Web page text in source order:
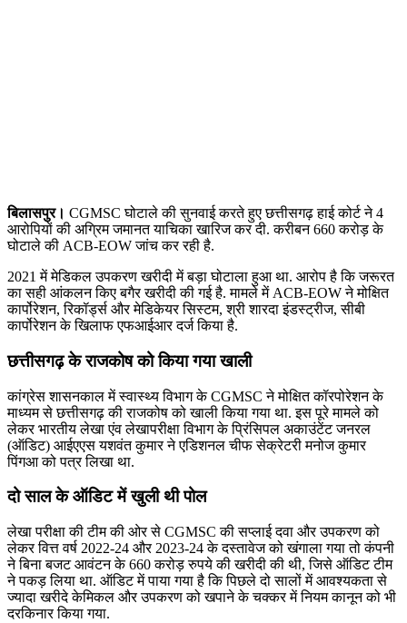
बिलासपुर। CGMSC घोटाले की सुनवाई करते हुए छत्तीसगढ़ हाई कोर्ट ने 4
आरोपियों की अग्रिम जमानत याचिका खारिज कर दी. करीबन 660 करोड़ के
घोटाले की ACB-EOW जांच कर रही है.
2021 में मेडिकल उपकरण खरीदी में बड़ा घोटाला हुआ था. आरोप है कि जरूरत
का सही आंकलन किए बगैर खरीदी की गई है. मामले में ACB-EOW ने मोक्षित
कार्पोरेशन, रिकॉर्ड्स और मेडिकेयर सिस्टम, श्री शारदा इंडस्ट्रीज, सीबी
कार्पोरेशन के खिलाफ एफआईआर दर्ज किया है.
छत्तीसगढ़ के राजकोष को किया गया खाली
कांग्रेस शासनकाल में स्वास्थ्य विभाग के CGMSC ने मोक्षित कॉरपोरेशन के
माध्यम से छत्तीसगढ़ की राजकोष को खाली किया गया था. इस पूरे मामले को
लेकर भारतीय लेखा एंव लेखापरीक्षा विभाग के प्रिंसिपल अकाउंटेंट जनरल
(ऑडिट) आईएएस यशवंत कुमार ने एडिशनल चीफ सेक्रेटरी मनोज कुमार
पिंगआ को पत्र लिखा था.
दो साल के ऑडिट में खुली थी पोल
लेखा परीक्षा की टीम की ओर से CGMSC की सप्लाई दवा और उपकरण को
लेकर वित्त वर्ष 2022-24 और 2023-24 के दस्तावेज को खंगाला गया तो कंपनी
ने बिना बजट आवंटन के 660 करोड़ रुपये की खरीदी की थी, जिसे ऑडिट टीम
ने पकड़ लिया था. ऑडिट में पाया गया है कि पिछले दो सालों में आवश्यकता से
ज्यादा खरीदे केमिकल और उपकरण को खपाने के चक्कर में नियम कानून को भी
दरकिनार किया गया.